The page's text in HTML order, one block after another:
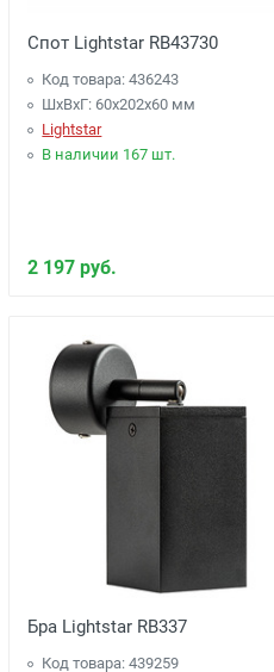
Спот Lightstar RB43730
Код товара: 436243
ШхВхГ: 60x202x60 мм
Lightstar
В наличии 167 шт.
2 197 руб.
Бра Lightstar RB337
Код товара: 439259